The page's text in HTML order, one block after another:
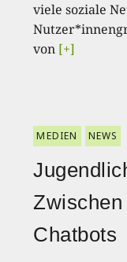
viele soziale
von [+]
MEDIEN NEWS
Chatbots